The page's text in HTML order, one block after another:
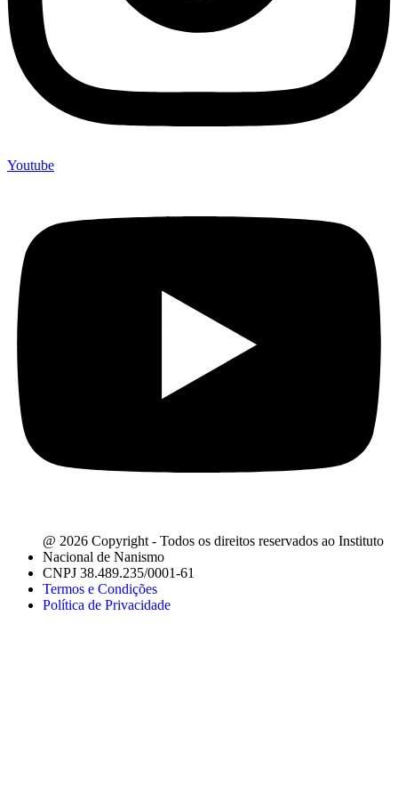
Youtube
@ 2026 Copyright - Todos os direitos reservados ao Instituto
Nacional de Nanismo
CNPJ 38.489.235/0001-61
Termos e Condições
Política de Privacidade